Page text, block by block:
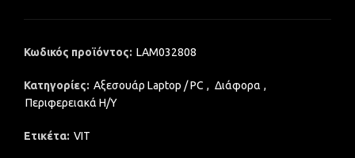
Κωδικός προϊόντος: LAM032808
Κατηγορίες: Αξεσουάρ Laptop / PC , Διάφορα ,
Περιφερειακά Η/Υ
Ετικέτα: VIT